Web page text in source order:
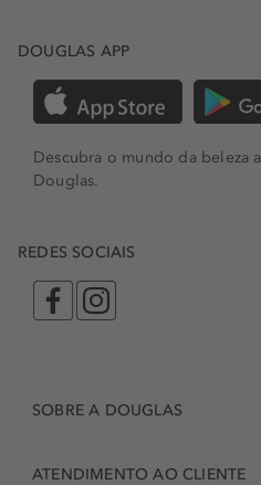
DOUGLAS APP
Descubra o mundo da beleza
Douglas.
REDES SOCIAIS
SOBRE A DOUGLAS
ATENDIMENTO AO CLIENTE